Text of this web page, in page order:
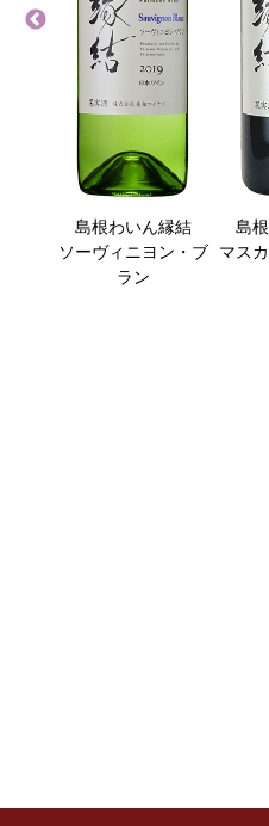
島根わいん縁結
ソーヴィニヨン・ブ
ラン
島
マス